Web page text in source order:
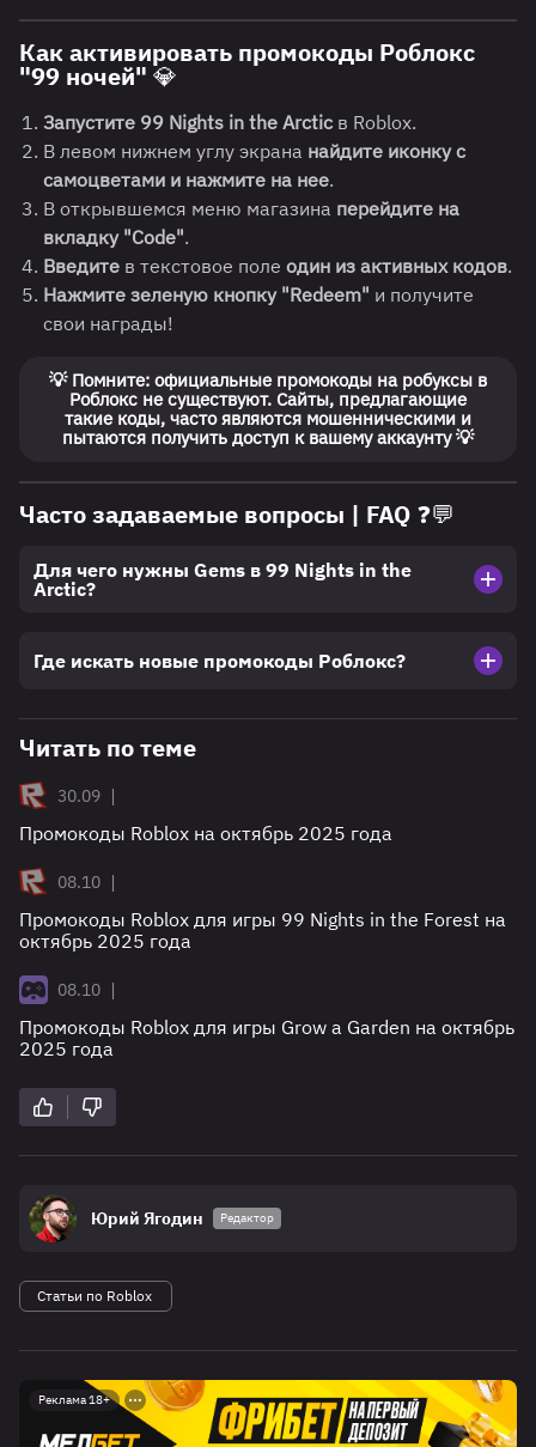
Как активировать промокоды Роблокс
"99 ночей" 💎
Запустите 99 Nights in the Arctic в Roblox.
В левом нижнем углу экрана найдите иконку с
самоцветами и нажмите на нее.
В открывшемся меню магазина перейдите на
вкладку "Code".
Введите в текстовое поле один из активных кодов.
Нажмите зеленую кнопку "Redeem" и получите
свои награды!
💡 Помните: официальные промокоды на робуксы в
Роблокс не существуют. Сайты, предлагающие
такие коды, часто являются мошенническими и
пытаются получить доступ к вашему аккаунту 💡
Часто задаваемые вопросы | FAQ ❓💬
Для чего нужны Gems в 99 Nights in the
Arctic?
Где искать новые промокоды Роблокс?
Читать по теме
30.09 |
Промокоды Roblox на октябрь 2025 года
08.10 |
Промокоды Roblox для игры 99 Nights in the Forest на
октябрь 2025 года
08.10 |
Промокоды Roblox для игры Grow a Garden на октябрь
2025 года
Юрий Ягодин Редактор
Статьи по Roblox
Реклама 18+